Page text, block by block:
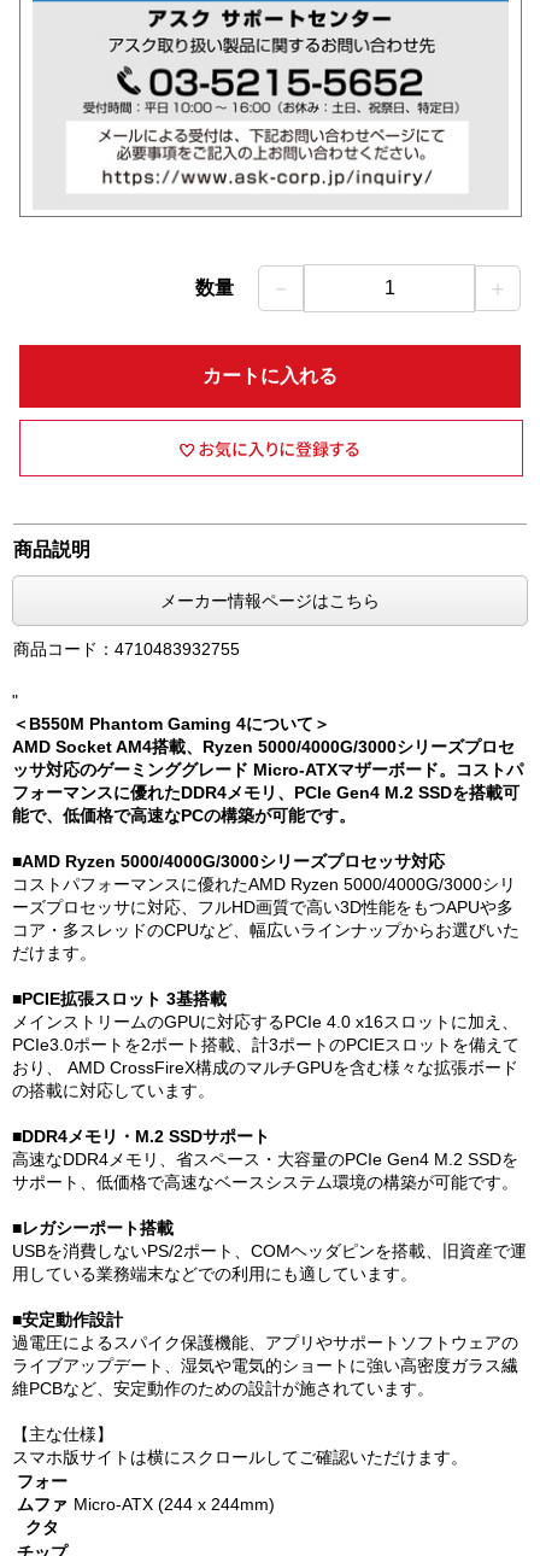
数量 － 1 ＋
カートに入れる
商品説明
メーカー情報ページはこちら
商品コード：4710483932755
"
＜B550M Phantom Gaming 4について＞
AMD Socket AM4搭載、Ryzen 5000/4000G/3000シリーズプロセ
ッサ対応のゲーミンググレード Micro-ATXマザーボード。コストパ
フォーマンスに優れたDDR4メモリ、PCIe Gen4 M.2 SSDを搭載可
能で、低価格で高速なPCの構築が可能です。
■AMD Ryzen 5000/4000G/3000シリーズプロセッサ対応
コストパフォーマンスに優れたAMD Ryzen 5000/4000G/3000シリ
ーズプロセッサに対応、フルHD画質で高い3D性能をもつAPUや多
コア・多スレッドのCPUなど、幅広いラインナップからお選びいた
だけます。
■PCIE拡張スロット 3基搭載
メインストリームのGPUに対応するPCIe 4.0 x16スロットに加え、
PCIe3.0ポートを2ポート搭載、計3ポートのPCIEスロットを備えて
おり、 AMD CrossFireX構成のマルチGPUを含む様々な拡張ボード
の搭載に対応しています。
■DDR4メモリ・M.2 SSDサポート
高速なDDR4メモリ、省スペース・大容量のPCIe Gen4 M.2 SSDを
サポート、低価格で高速なベースシステム環境の構築が可能です。
■レガシーポート搭載
USBを消費しないPS/2ポート、COMヘッダピンを搭載、旧資産で運
用している業務端末などでの利用にも適しています。
■安定動作設計
過電圧によるスパイク保護機能、アプリやサポートソフトウェアの
ライブアップデート、湿気や電気的ショートに強い高密度ガラス繊
維PCBなど、安定動作のための設計が施されています。
【主な仕様】
スマホ版サイトは横にスクロールしてご確認いただけます。
フォー
ムファ
クタ
Micro-ATX (244 x 244mm)